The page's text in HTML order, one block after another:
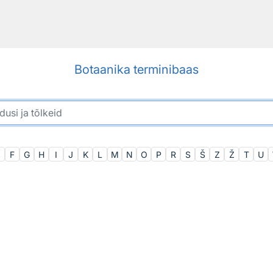
Botaanika terminibaas
F G H I J K L M N O P R S Š Z Ž T U